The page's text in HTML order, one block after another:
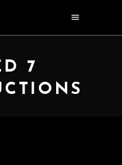
7